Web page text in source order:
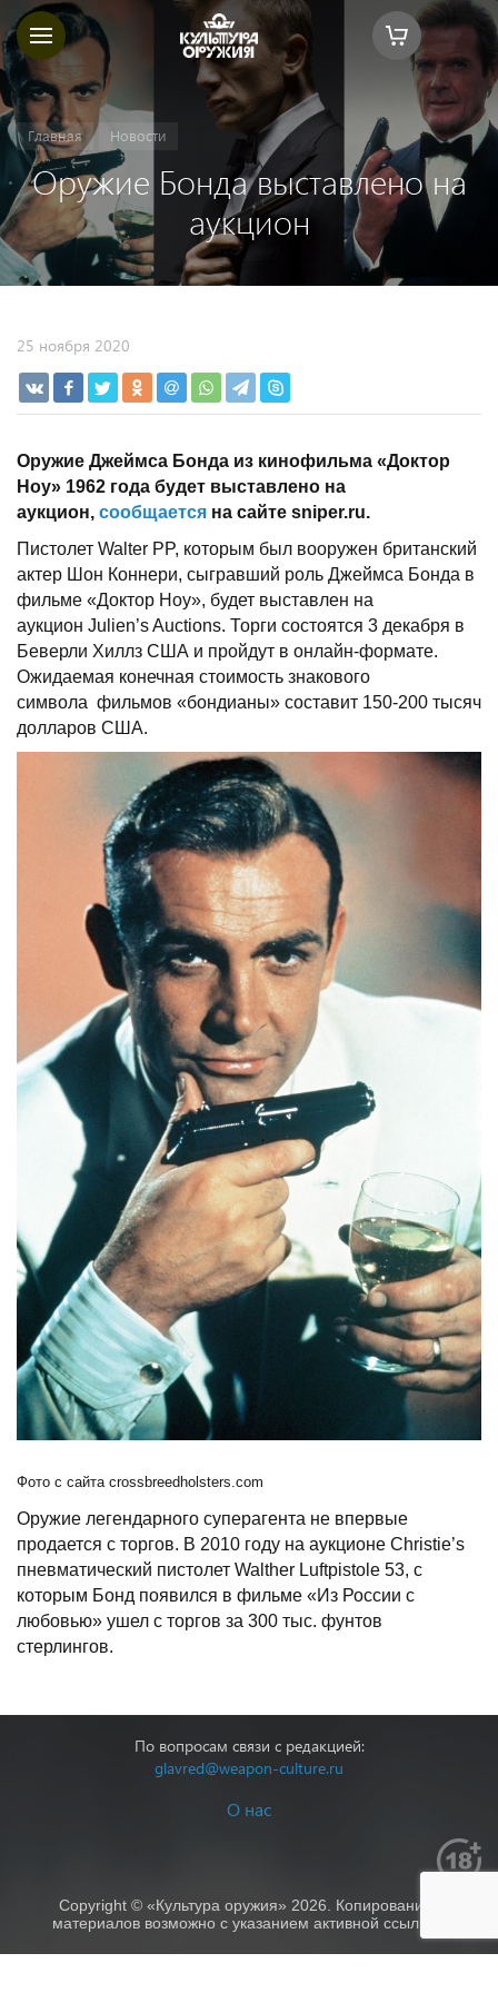
Главная Новости
Оружие Бонда выставлено на
аукцион
25 ноября 2020
Оружие Джеймса Бонда из кинофильма «Доктор
Ноу» 1962 года будет выставлено на
аукцион, сообщается на сайте sniper.ru.
Пистолет Walter PP, которым был вооружен британский
актер Шон Коннери, сыгравший роль Джеймса Бонда в
фильме «Доктор Ноу», будет выставлен на
аукцион Julien’s Auctions. Торги состоятся 3 декабря в
Беверли Хиллз США и пройдут в онлайн-формате.
Ожидаемая конечная стоимость знакового
символа фильмов «бондианы» составит 150-200 тысяч
долларов США.
Фото с сайта crossbreedholsters.com
Оружие легендарного суперагента не впервые
продается с торгов. В 2010 году на аукционе Christie’s
пневматический пистолет Walther Luftpistole 53, с
которым Бонд появился в фильме «Из России с
любовью» ушел с торгов за 300 тыс. фунтов
стерлингов.
По вопросам связи с редакцией:
glavred@weapon-culture.ru
О нас
Copyright © «Культура оружия» 2026. Копирование
материалов возможно с указанием активной ссылки.